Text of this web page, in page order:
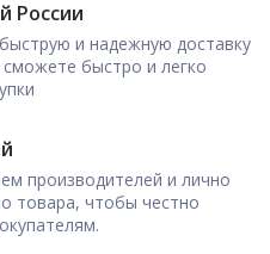
России
и надежную доставку
быстро и легко
производителей и лично
товара, чтобы честно